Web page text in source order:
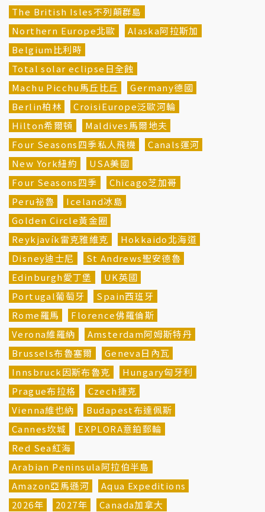
The British Isles不列顛群島
Northern Europe北歐
Alaska阿拉斯加
Belgium比利時
Total solar eclipse日全蝕
Machu Picchu馬丘比丘
Germany德國
Berlin柏林
CroisiEurope泛歐河輪
Hilton希爾頓
Maldives馬爾地夫
Four Seasons四季私人飛機
Canals運河
New York紐約
USA美國
Four Seasons四季
Chicago芝加哥
Peru祕魯
Iceland冰島
Golden Circle黃金圈
Reykjavík雷克雅維克
Hokkaido北海道
Disney迪士尼
St Andrews聖安德魯
Edinburgh愛丁堡
UK英國
Portugal葡萄牙
Spain西班牙
Rome羅馬
Florence佛羅倫斯
Verona維羅納
Amsterdam阿姆斯特丹
Brussels布魯塞爾
Geneva日內瓦
Innsbruck因斯布魯克
Hungary匈牙利
Prague布拉格
Czech捷克
Vienna維也納
Budapest布達佩斯
Cannes坎城
EXPLORA意鉑郵輪
Red Sea紅海
Arabian Peninsula阿拉伯半島
Amazon亞馬遜河
Aqua Expeditions
2026年
2027年
Canada加拿大